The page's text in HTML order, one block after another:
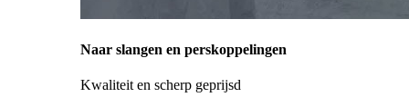
Naar slangen en perskoppelingen
Kwaliteit en scherp geprijsd